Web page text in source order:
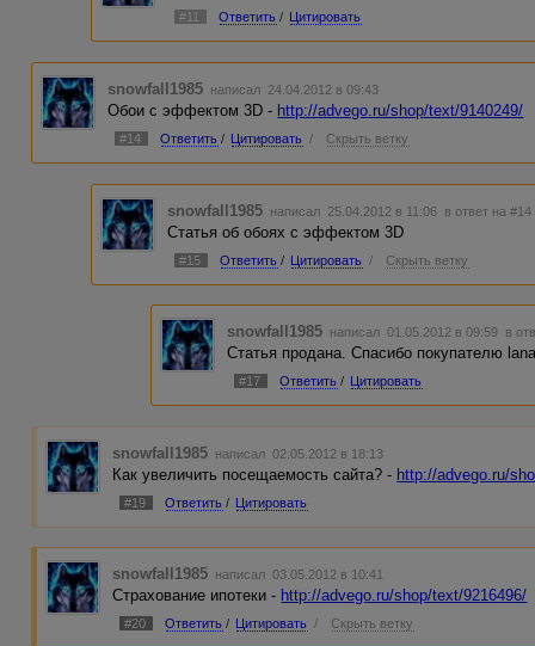
#11 Ответить / Цитировать
snowfall1985 написал 24.04.2012 в 09:43
Обои с эффектом 3D - http://advego.ru/shop/text/9140249/
#14 Ответить / Цитировать / Скрыть ветку
snowfall1985 написал 25.04.2012 в 11:06 в ответ на #14
Статья об обоях с эффектом 3D
#15 Ответить / Цитировать / Скрыть ветку
snowfall1985 написал 01.05.2012 в 09:59 в
Статья продана. Спасибо покупателю
#17 Ответить / Цитировать
snowfall1985 написал 02.05.2012 в 18:13
Как увеличить посещаемость сайта? - http://advego.ru/
#19 Ответить / Цитировать
snowfall1985 написал 03.05.2012 в 10:41
Страхование ипотеки - http://advego.ru/shop/text/9216496/
#20 Ответить / Цитировать / Скрыть ветку